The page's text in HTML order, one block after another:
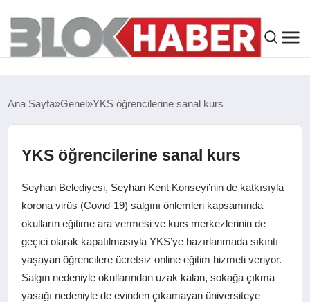
ASAYIŞ
ÇEVRE
SPOR
EKONOMI
Ana Sayfa Genel YKS öğrencilerine sanal kurs
YKS öğrencilerine sanal kurs
Seyhan Belediyesi, Seyhan Kent Konseyi’nin de katkısıyla
korona virüs (Covid-19) salgını önlemleri kapsamında
okulların eğitime ara vermesi ve kurs merkezlerinin de
geçici olarak kapatılmasıyla YKS’ye hazırlanmada sıkıntı
yaşayan öğrencilere ücretsiz online eğitim hizmeti veriyor.
Salgın nedeniyle okullarından uzak kalan, sokağa çıkma
yasağı nedeniyle de evinden çıkamayan üniversiteye